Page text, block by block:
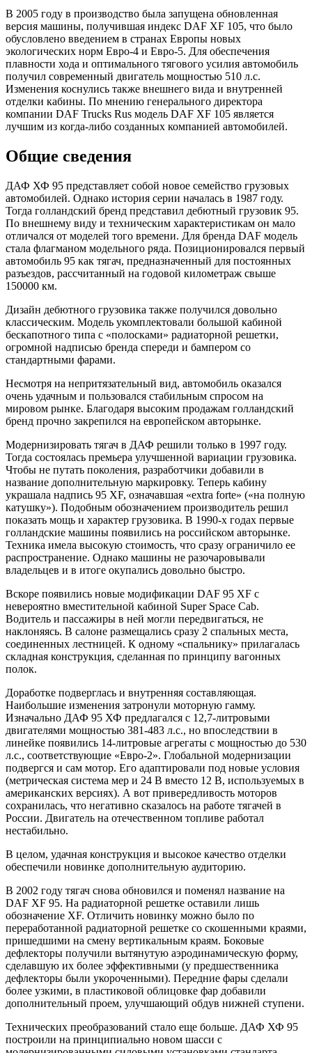
В 2005 году в производство была запущена обновленная
версия машины, получившая индекс DAF XF 105, что было
обусловлено введением в странах Европы новых
экологических норм Евро-4 и Евро-5. Для обеспечения
плавности хода и оптимального тягового усилия автомобиль
получил современный двигатель мощностью 510 л.с.
Изменения коснулись также внешнего вида и внутренней
отделки кабины. По мнению генерального директора
компании DAF Trucks Rus модель DAF XF 105 является
лучшим из когда-либо созданных компанией автомобилей.
Общие сведения
ДАФ ХФ 95 представляет собой новое семейство грузовых
автомобилей. Однако история серии началась в 1987 году.
Тогда голландский бренд представил дебютный грузовик 95.
По внешнему виду и техническим характеристикам он мало
отличался от моделей того времени. Для бренда DAF модель
стала флагманом модельного ряда. Позиционировался первый
автомобиль 95 как тягач, предназначенный для постоянных
разъездов, рассчитанный на годовой километраж свыше
150000 км.
Дизайн дебютного грузовика также получился довольно
классическим. Модель укомплектовали большой кабиной
бескапотного типа с «полосками» радиаторной решетки,
огромной надписью бренда спереди и бампером со
стандартными фарами.
Несмотря на непритязательный вид, автомобиль оказался
очень удачным и пользовался стабильным спросом на
мировом рынке. Благодаря высоким продажам голландский
бренд прочно закрепился на европейском авторынке.
Модернизировать тягач в ДАФ решили только в 1997 году.
Тогда состоялась премьера улучшенной вариации грузовика.
Чтобы не путать поколения, разработчики добавили в
название дополнительную маркировку. Теперь кабину
украшала надпись 95 XF, означавшая «extra forte» («на полную
катушку»). Подобным обозначением производитель решил
показать мощь и характер грузовика. В 1990-х годах первые
голландские машины появились на российском авторынке.
Техника имела высокую стоимость, что сразу ограничило ее
распространение. Однако машины не разочаровывали
владельцев и в итоге окупались довольно быстро.
Вскоре появились новые модификации DAF 95 XF с
невероятно вместительной кабиной Super Space Cab.
Водитель и пассажиры в ней могли передвигаться, не
наклоняясь. В салоне размещались сразу 2 спальных места,
соединенных лестницей. К одному «спальнику» прилагалась
складная конструкция, сделанная по принципу вагонных
полок.
Доработке подверглась и внутренняя составляющая.
Наибольшие изменения затронули моторную гамму.
Изначально ДАФ 95 ХФ предлагался с 12,7-литровыми
двигателями мощностью 381-483 л.с., но впоследствии в
линейке появились 14-литровые агрегаты с мощностью до 530
л.с., соответствующие «Евро-2». Глобальной модернизации
подвергся и сам мотор. Его адаптировали под новые условия
(метрическая система мер и 24 В вместо 12 В, используемых в
американских версиях). А вот привередливость моторов
сохранилась, что негативно сказалось на работе тягачей в
России. Двигатель на отечественном топливе работал
нестабильно.
В целом, удачная конструкция и высокое качество отделки
обеспечили новинке дополнительную аудиторию.
В 2002 году тягач снова обновился и поменял название на
DAF XF 95. На радиаторной решетке оставили лишь
обозначение XF. Отличить новинку можно было по
переработанной радиаторной решетке со скошенными краями,
пришедшими на смену вертикальным краям. Боковые
дефлекторы получили вытянутую аэродинамическую форму,
сделавшую их более эффективными (у предшественника
дефлекторы были укороченными). Передние фары сделали
более узкими, в пластиковой облицовке фар добавили
дополнительный проем, улучшающий обдув нижней ступени.
Технических преобразований стало еще больше. ДАФ ХФ 95
построили на принципиально новом шасси с